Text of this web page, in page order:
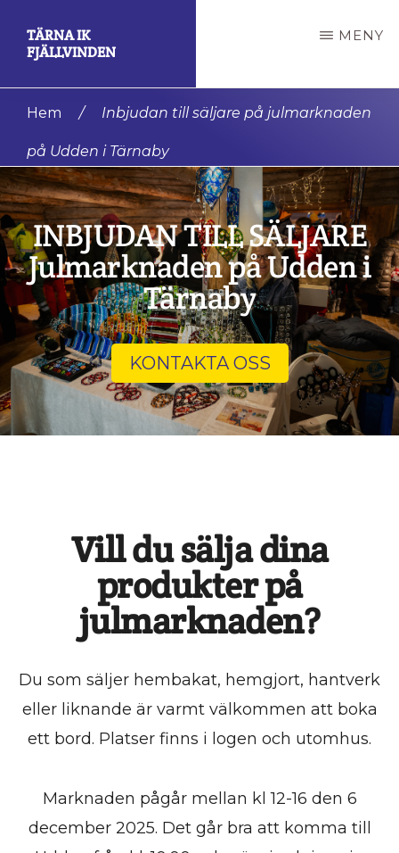
TÄRNA IK
FJÄLLVINDEN
mest
framgångsrika
klubbarna
världen.
MENY
Hem / Inbjudan till säljare på julmarknaden
på Udden i Tärnaby
INBJUDAN TILL SÄLJARE
Julmarknaden på Udden i
Tärnaby
KONTAKTA OSS
Vill du sälja dina
produkter på
julmarknaden?
Du som säljer hembakat, hemgjort, hantverk
eller liknande är varmt välkommen att boka
ett bord. Platser finns i logen och utomhus.
Marknaden pågår mellan kl 12-16 den 6
december 2025. Det går bra att komma till